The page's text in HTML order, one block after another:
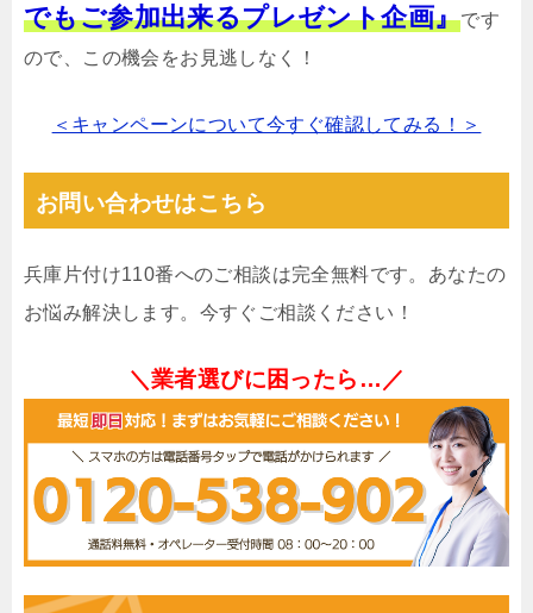
でもご参加出来るプレゼント企画』です
ので、この機会をお見逃しなく！
＜キャンペーンについて今すぐ確認してみる！＞
お問い合わせはこちら
兵庫片付け110番へのご相談は完全無料です。あなたの
お悩み解決します。今すぐご相談ください！
＼業者選びに困ったら…／